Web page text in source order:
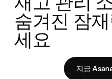
숨겨진 잠
세요
지금